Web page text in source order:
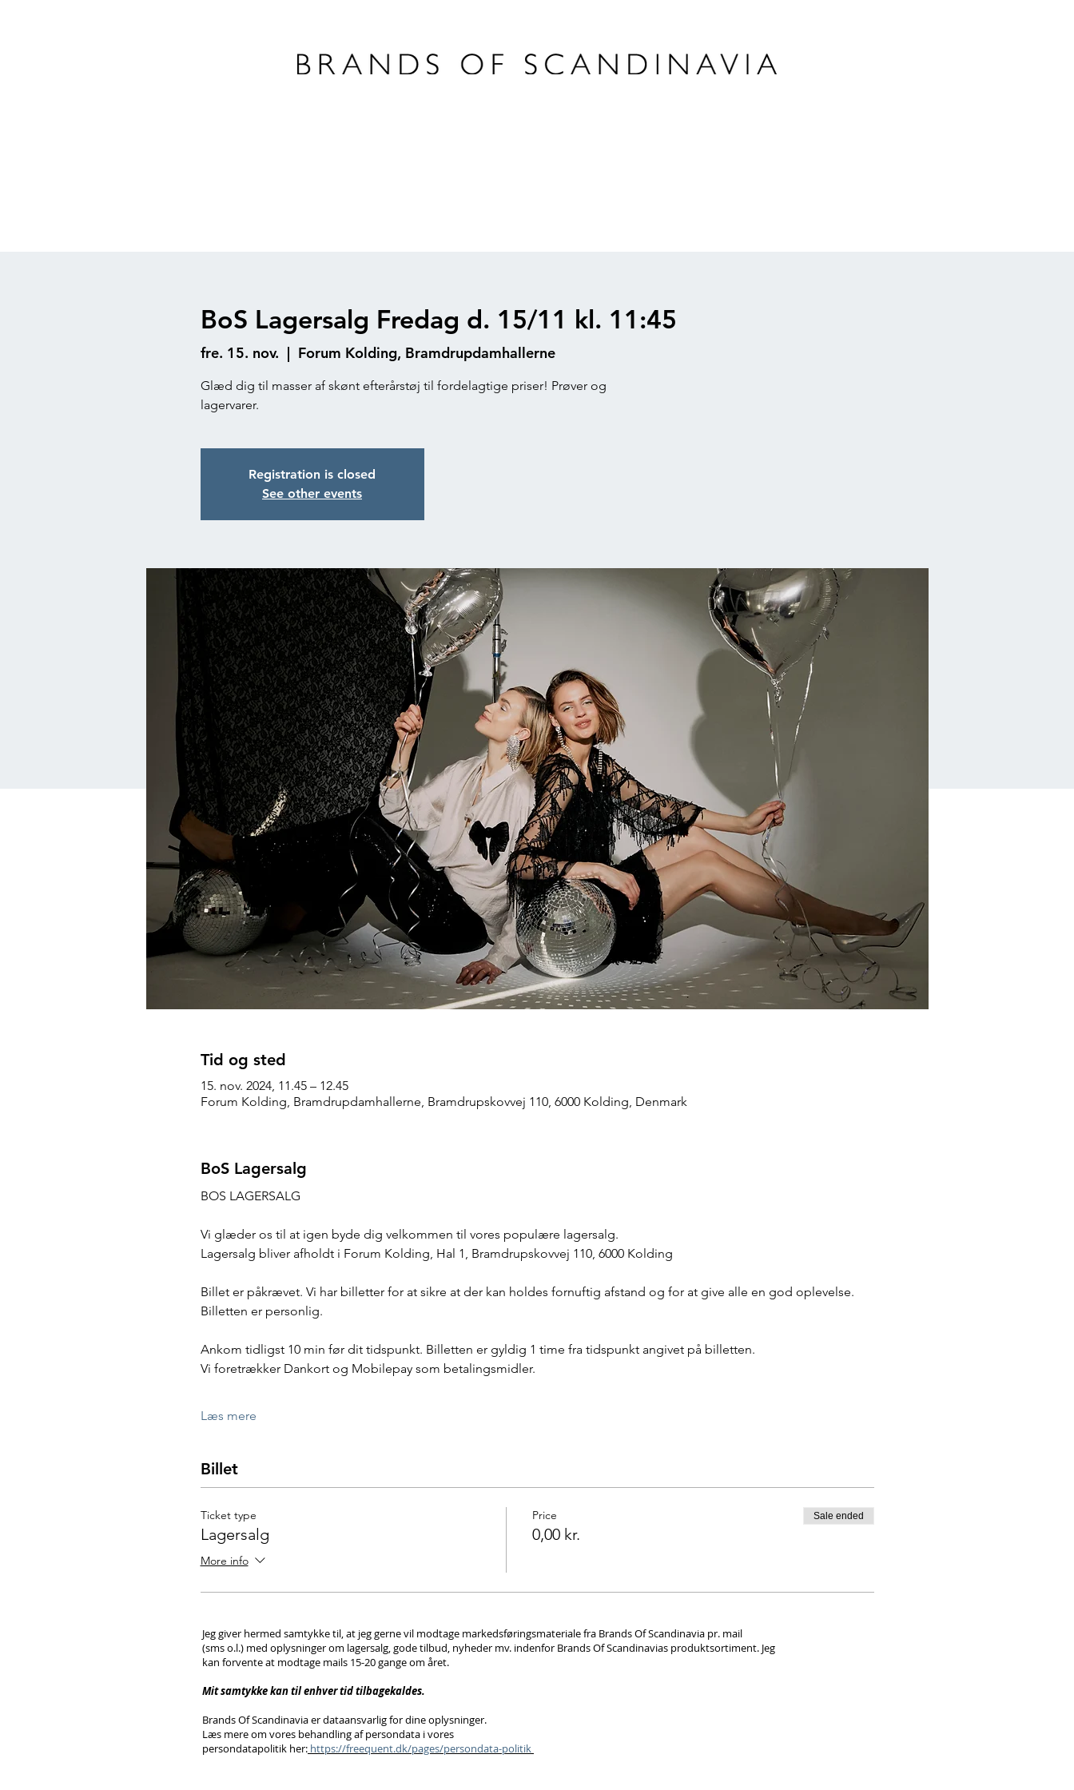
BoS Lagersalg Fredag d. 15/11 kl. 11:45
fre. 15. nov.
  |
Forum Kolding, Bramdrupdamhallerne
Glæd dig til masser af skønt efterårstøj til fordelagtige priser! Prøver og
lagervarer.
Registration is closed
See other events
Tid og sted
15. nov. 2024, 11.45 – 12.45
Forum Kolding, Bramdrupdamhallerne, Bramdrupskovvej 110, 6000 Kolding, Denmark
BoS Lagersalg
BOS LAGERSALG
Vi glæder os til at igen byde dig velkommen til vores populære lagersalg.
Lagersalg bliver afholdt i Forum Kolding, Hal 1, Bramdrupskovvej 110, 6000 Kolding
Billet er påkrævet. Vi har billetter for at sikre at der kan holdes fornuftig afstand og for at give alle en god oplevelse.
Billetten er personlig.
Ankom tidligst 10 min før dit tidspunkt. Billetten er gyldig 1 time fra tidspunkt angivet på billetten.
Vi foretrækker Dankort og Mobilepay som betalingsmidler.
Læs mere
Billet
Ticket type
Lagersalg
More info
Price
0,00 kr.
Sale ended
Jeg giver hermed samtykke til, at jeg gerne vil modtage markedsføringsmateriale fra Brands Of Scandinavia pr. mail
(sms o.l.) med oplysninger om lagersalg, gode tilbud, nyheder mv. indenfor Brands Of Scandinavias produktsortiment. Jeg
kan forvente at modtage mails 15-20 gange om året.
Mit samtykke kan til enhver tid tilbagekaldes.
Brands Of Scandinavia er dataansvarlig for dine oplysninger.
Læs mere om vores behandling af persondata i vores
persondatapolitik her: https://freequent.dk/pages/persondata-politik